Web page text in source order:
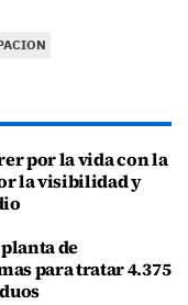
por la vida con la
la visibilidad y
de
para tratar 4.375